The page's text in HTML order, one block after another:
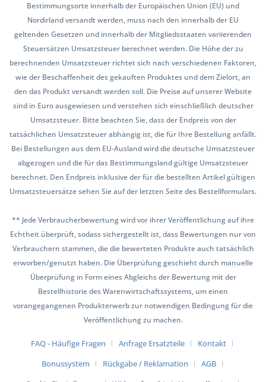
Bestimmungsorte innerhalb der Europäischen Union (EU) und
Nordirland versandt werden, muss nach den innerhalb der EU
geltenden Gesetzen und innerhalb der Mitgliedsstaaten variierenden
Steuersätzen Umsatzsteuer berechnet werden. Die Höhe der zu
berechnenden Umsatzsteuer richtet sich nach verschiedenen Faktoren,
wie der Beschaffenheit des gekauften Produktes und dem Zielort, an
den das Produkt versandt werden soll. Die Preise auf unserer Website
sind in Euro ausgewiesen und verstehen sich einschließlich deutscher
Umsatzsteuer. Bitte beachten Sie, dass der Endpreis von der
tatsächlichen Umsatzsteuer abhängig ist, die für Ihre Bestellung anfällt.
Bei Bestellungen aus dem EU-Ausland wird die deutsche Umsatzsteuer
abgezogen und die für das Bestimmungsland gültige Umsatzsteuer
berechnet. Den Endpreis inklusive der für die bestellten Artikel gültigen
Umsatzsteuersätze sehen Sie auf der letzten Seite des Bestellformulars.
** Jede Verbraucherbewertung wird vor ihrer Veröffentlichung auf ihre
Echtheit überprüft, sodass sichergestellt ist, dass Bewertungen nur von
Verbrauchern stammen, die die bewerteten Produkte auch tatsächlich
erworben/genutzt haben. Die Überprüfung geschieht durch manuelle
Überprüfung in Form eines Abgleichs der Bewertung mit der
Bestellhistorie des Warenwirtschaftssystems, um einen
vorangegangenen Produkterwerb zur notwendigen Bedingung für die
Veröffentlichung zu machen.
FAQ - Häufige Fragen Anfrage Ersatzteile
Kontakt
Bonussystem
Rückgabe / Reklamation
AGB